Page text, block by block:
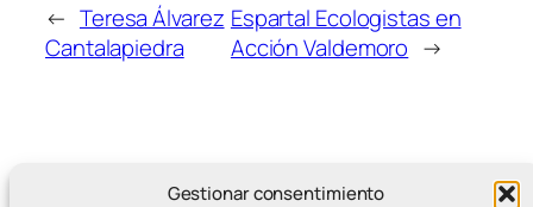
Gestionar consentimiento
← Teresa Álvarez
Cantalapiedra
Espartal Ecologistas en
Acción Valdemoro →